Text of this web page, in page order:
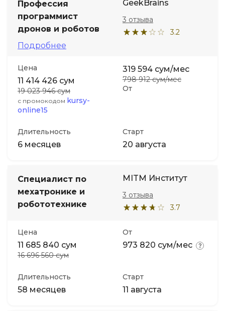
Профессия
программист
дронов и роботов
Подробнее
GeekBrains
3.2
3 отзыва
Цена
11 414 426 сум
19 023 946 сум
с промокодом kursy-
online15
От
319 594 сум/мес
798 912 сум/мес
Длительность
6 месяцев
Старт
20 августа
Специалист по
мехатронике и
робототехнике
MITM Институт
3.7
3 отзыва
Цена
11 685 840 сум
16 696 560 сум
От
973 820 сум/мес
Длительность
58 месяцев
Старт
11 августа